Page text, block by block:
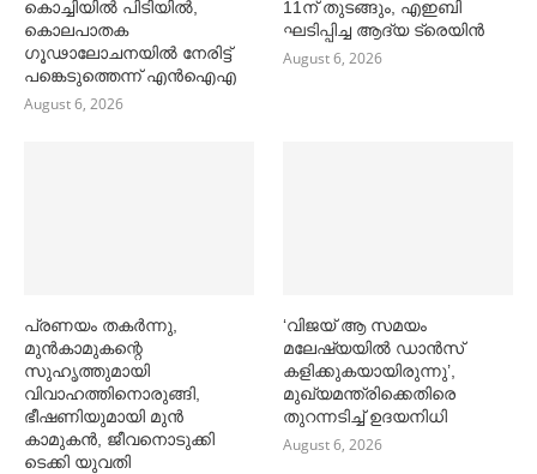
കൊച്ചിയിൽ പിടിയിൽ,
കൊലപാതക
ഗൂഢാലോചനയിൽ നേരിട്ട്
പങ്കെടുത്തെന്ന് എൻഐഎ
August 6, 2026
11ന് തുടങ്ങും, എഇബി
ഘടിപ്പിച്ച ആദ്യ ട്രെയിന്‍
August 6, 2026
പ്രണയം തകര്‍ന്നു,
മുൻകാമുകന്റെ
സുഹൃത്തുമായി
വിവാഹത്തിനൊരുങ്ങി,
ഭീഷണിയുമായി മുൻ
കാമുകൻ, ജീവനൊടുക്കി
ടെക്കി യുവതി
‘വിജയ് ആ സമയം
മലേഷ്യയില്‍ ഡാൻസ്
കളിക്കുകയായിരുന്നു’,
മുഖ്യമന്ത്രിക്കെതിരെ
തുറന്നടിച്ച്‌ ഉദയനിധി
August 6, 2026